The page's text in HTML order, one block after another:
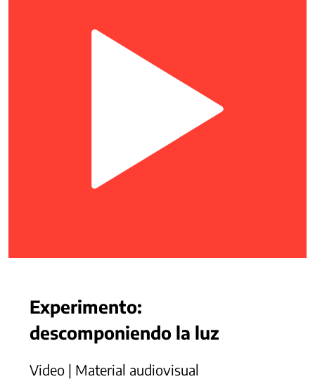
Experimento:
descomponiendo la luz
Video | Material audiovisual